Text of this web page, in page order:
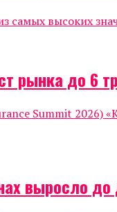
самых высоких
рынка до 6
Summit 2026)
выросло до